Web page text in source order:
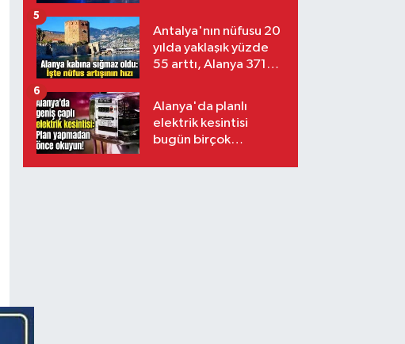
Antalya'nın nüfusu 20
yılda yaklaşık yüzde
55 arttı, Alanya 371
5
Alanya'da planlı
elektrik kesintisi
bugün birçok
6